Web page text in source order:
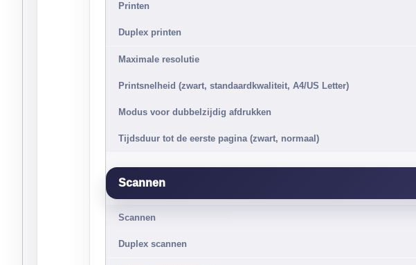
Printen
Duplex printen
Maximale resolutie
Printsnelheid (zwart, standaardkwaliteit, A4/US Letter)
Modus voor dubbelzijdig afdrukken
Tijdsduur tot de eerste pagina (zwart, normaal)
Scannen
Scannen
Duplex scannen